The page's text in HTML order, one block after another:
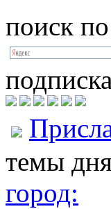
поиск
темы
город: